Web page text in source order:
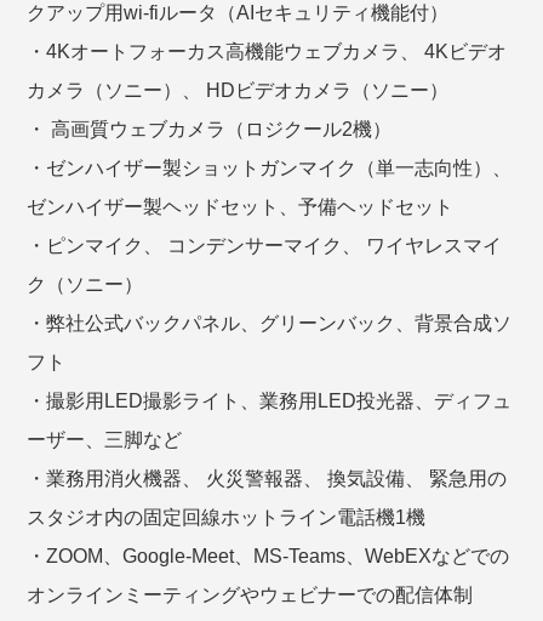
クアップ用wi-fiルータ（AIセキュリティ機能付）
・4Kオートフォーカス高機能ウェブカメラ、 4Kビデオ
カメラ（ソニー）、 HDビデオカメラ（ソニー）
・ 高画質ウェブカメラ（ロジクール2機）
・ゼンハイザー製ショットガンマイク（単一志向性）、
ゼンハイザー製ヘッドセット、予備ヘッドセット
・ピンマイク、 コンデンサーマイク、 ワイヤレスマイ
ク（ソニー）
・弊社公式バックパネル、グリーンバック、背景合成ソ
フト
・撮影用LED撮影ライト、業務用LED投光器、ディフュ
ーザー、三脚など
・業務用消火機器、 火災警報器、 換気設備、 緊急用の
スタジオ内の固定回線ホットライン電話機1機
・ZOOM、Google-Meet、MS-Teams、WebEXなどでの
オンラインミーティングやウェビナーでの配信体制